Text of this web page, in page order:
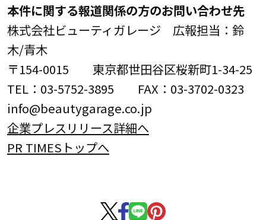
本件に関する報道関係の方のお問い合わせ先
株式会社ビューティガレージ 広報担当：鈴
木/青木
〒154-0015 東京都世田谷区桜新町1-34-25
TEL：03-5752-3895 FAX：03-3702-0323
info@beautygarage.co.jp
企業プレスリリース詳細へ
PR TIMESトップへ